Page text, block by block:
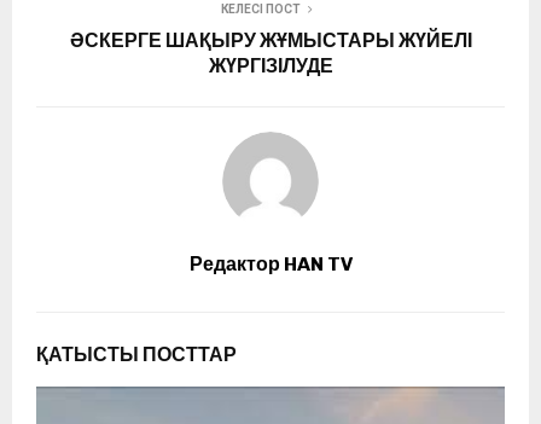
КЕЛЕСІ ПОСТ
ӘСКЕРГЕ ШАҚЫРУ ЖҰМЫСТАРЫ ЖҮЙЕЛІ
ЖҮРГІЗІЛУДЕ
Редактор HAN TV
ҚАТЫСТЫ ПОСТТАР